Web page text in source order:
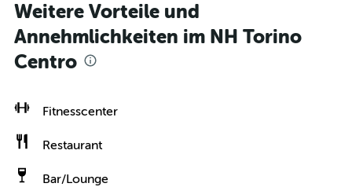
Weitere Vorteile und
Annehmlichkeiten im NH Torino
Centro
Fitnesscenter
Restaurant
Bar/Lounge